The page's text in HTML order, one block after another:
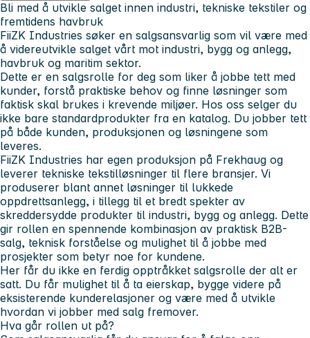
Bli med å utvikle salget innen industri, tekniske tekstiler og
fremtidens havbruk
FiiZK Industries søker en salgsansvarlig som vil være med
å videreutvikle salget vårt mot industri, bygg og anlegg,
havbruk og maritim sektor.
Dette er en salgsrolle for deg som liker å jobbe tett med
kunder, forstå praktiske behov og finne løsninger som
faktisk skal brukes i krevende miljøer. Hos oss selger du
ikke bare standardprodukter fra en katalog. Du jobber tett
på både kunden, produksjonen og løsningene som
leveres.
FiiZK Industries har egen produksjon på Frekhaug og
leverer tekniske tekstilløsninger til flere bransjer. Vi
produserer blant annet løsninger til lukkede
oppdrettsanlegg, i tillegg til et bredt spekter av
skreddersydde produkter til industri, bygg og anlegg. Dette
gir rollen en spennende kombinasjon av praktisk B2B-
salg, teknisk forståelse og mulighet til å jobbe med
prosjekter som betyr noe for kundene.
Her får du ikke en ferdig opptråkket salgsrolle der alt er
satt. Du får mulighet til å ta eierskap, bygge videre på
eksisterende kunderelasjoner og være med å utvikle
hvordan vi jobber med salg fremover.
Hva går rollen ut på?